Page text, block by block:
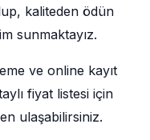
kaliteden ödün
sunmaktayız.
ve online kayıt
fiyat listesi için
ulaşabilirsiniz.